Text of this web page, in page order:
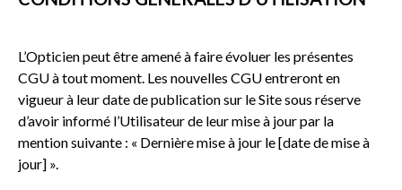
L’Opticien peut être amené à faire évoluer les présentes
CGU à tout moment. Les nouvelles CGU entreront en
vigueur à leur date de publication sur le Site sous réserve
d’avoir informé l’Utilisateur de leur mise à jour par la
mention suivante : « Dernière mise à jour le [date de mise à
jour] ».